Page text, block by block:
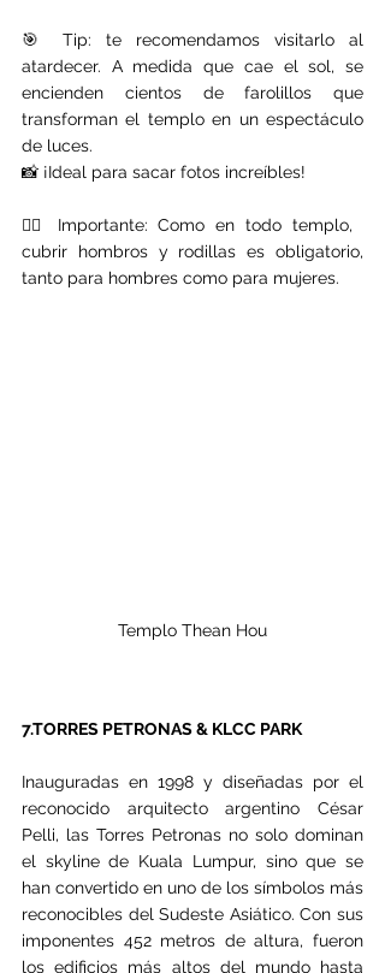
🎯 Tip: te recomendamos visitarlo al
atardecer. A medida que cae el sol, se
encienden cientos de farolillos que
transforman el templo en un espectáculo
de luces.
📸 ¡Ideal para sacar fotos increíbles!
🧘‍♀️ Importante: Como en todo templo,
cubrir hombros y rodillas es obligatorio,
tanto para hombres como para mujeres.
Templo Thean Hou
7.TORRES PETRONAS & KLCC PARK
Inauguradas en 1998 y diseñadas por el
reconocido arquitecto argentino César
Pelli, las Torres Petronas no solo dominan
el skyline de Kuala Lumpur, sino que se
han convertido en uno de los símbolos más
reconocibles del Sudeste Asiático. Con sus
imponentes 452 metros de altura, fueron
los edificios más altos del mundo hasta